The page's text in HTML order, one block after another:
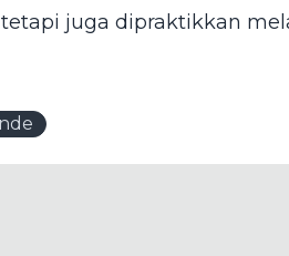
juga dipraktikkan